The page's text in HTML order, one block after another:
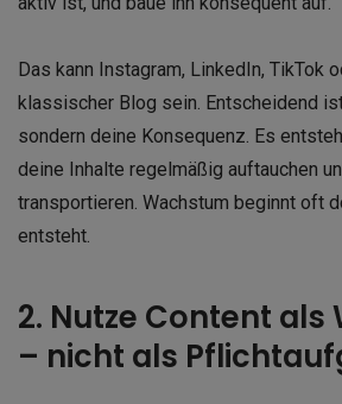
Das kann Instagram, LinkedIn, TikTok
klassischer Blog sein. Entscheidend
sondern deine Konsequenz. Es
deine Inhalte regelmäßig auftauchen
transportieren. Wachstum beginnt oft
entsteht.
2. Nutze Content als
– nicht als